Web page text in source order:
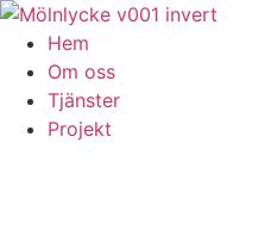
Skip
content
Hem
Om oss
Tjänster
Projekt